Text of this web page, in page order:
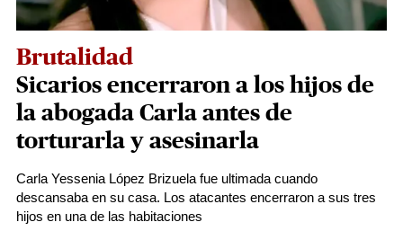
Brutalidad
Sicarios encerraron a los hijos de
la abogada Carla antes de
torturarla y asesinarla
Carla Yessenia López Brizuela fue ultimada cuando
descansaba en su casa. Los atacantes encerraron a sus tres
hijos en una de las habitaciones